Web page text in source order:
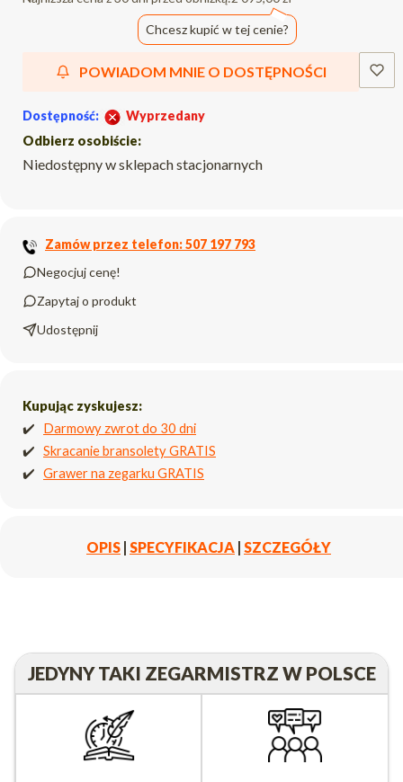
Chcesz kupić w tej cenie?
POWIADOM MNIE O DOSTĘPNOŚCI
Dostępność:
Wyprzedany
Odbierz osobiście:
Niedostępny w sklepach stacjonarnych
Zamów przez telefon: 507 197 793
Negocjuj cenę!
Zapytaj o produkt
Udostępnij
Kupując zyskujesz:
✔️ Darmowy zwrot do 30 dni
✔️ Skracanie bransolety GRATIS
✔️ Grawer na zegarku GRATIS
OPIS SPECYFIKACJA SZCZEGÓŁY
JEDYNY TAKI ZEGARMISTRZ W POLSCE